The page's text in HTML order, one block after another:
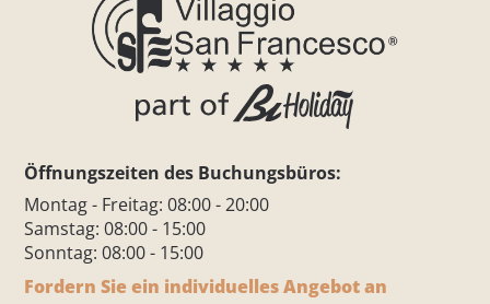
Öffnungszeiten des Buchungsbüros:
Montag - Freitag: 08:00 - 20:00
Samstag: 08:00 - 15:00
Sonntag: 08:00 - 15:00
Fordern Sie ein individuelles Angebot an